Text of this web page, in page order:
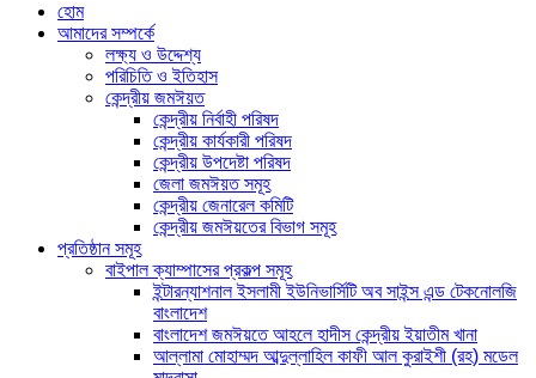
হোম
আমাদের সম্পর্কে
লক্ষ্য ও উদ্দেশ্য
পরিচিতি ও ইতিহাস
কেন্দ্রীয় জমঈয়ত
কেন্দ্রীয় নির্বাহী পরিষদ
কেন্দ্রীয় কার্যকারী পরিষদ
কেন্দ্রীয় উপদেষ্টা পরিষদ
জেলা জমঈয়ত সমূহ
কেন্দ্রীয় জেনারেল কমিটি
কেন্দ্রীয় জমঈয়তের বিভাগ সমূহ
প্রতিষ্ঠান সমূহ
বাইপাল ক্যাম্পাসের প্রকল্প সমূহ
ইন্টারন্যাশনাল ইসলামী ইউনিভার্সিটি অব সাইন্স এন্ড টেকনোলজি
বাংলাদেশ
বাংলাদেশ জমঈয়তে আহলে হাদীস কেন্দ্রীয় ইয়াতীম খানা
আল্লামা মোহাম্মদ আব্দুল্লাহিল কাফী আল কুরাইশী (রহ) মডেল